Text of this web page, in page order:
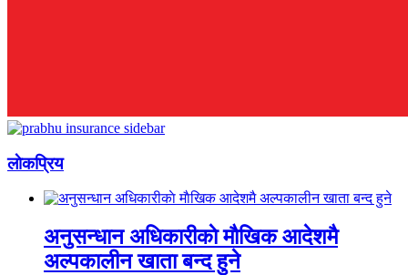
लाेकप्रिय
अनुसन्धान अधिकारीकाे माैखिक आदेशमै
अल्पकालीन खाता बन्द हुने